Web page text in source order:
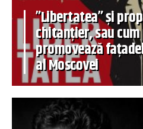
”Libertatea” și
chitanțier, sau
promovează
al Moscovei